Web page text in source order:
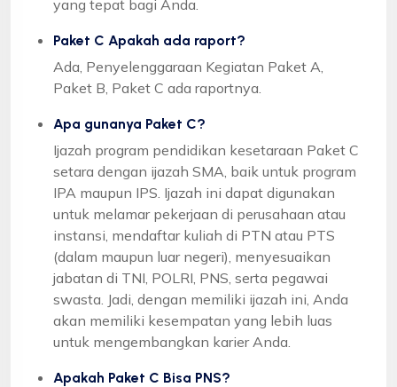
yang tepat bagi Anda.
Paket C Apakah ada raport?
Ada, Penyelenggaraan Kegiatan Paket A,
Paket B, Paket C ada raportnya.
Apa gunanya Paket C?
Ijazah program pendidikan kesetaraan Paket C
setara dengan ijazah SMA, baik untuk program
IPA maupun IPS. Ijazah ini dapat digunakan
untuk melamar pekerjaan di perusahaan atau
instansi, mendaftar kuliah di PTN atau PTS
(dalam maupun luar negeri), menyesuaikan
jabatan di TNI, POLRI, PNS, serta pegawai
swasta. Jadi, dengan memiliki ijazah ini, Anda
akan memiliki kesempatan yang lebih luas
untuk mengembangkan karier Anda.
Apakah Paket C Bisa PNS?